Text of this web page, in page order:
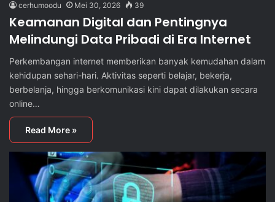
cerhumoodu Mei 30, 2026 39
Keamanan Digital dan Pentingnya
Melindungi Data Pribadi di Era Internet
Perkembangan internet memberikan banyak kemudahan dalam
kehidupan sehari-hari. Aktivitas seperti belajar, bekerja,
berbelanja, hingga berkomunikasi kini dapat dilakukan secara
online…
Read More »